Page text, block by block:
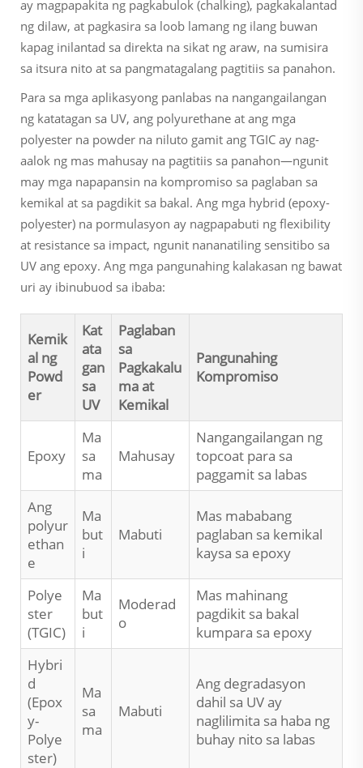
ay magpapakita ng pagkabulok (chalking), pagkakalantad
ng dilaw, at pagkasira sa loob lamang ng ilang buwan
kapag inilantad sa direkta na sikat ng araw, na sumisira
sa itsura nito at sa pangmatagalang pagtitiis sa panahon.
Para sa mga aplikasyong panlabas na nangangailangan
ng katatagan sa UV, ang polyurethane at ang mga
polyester na powder na niluto gamit ang TGIC ay nag-
aalok ng mas mahusay na pagtitiis sa panahon—ngunit
may mga napapansin na kompromiso sa paglaban sa
kemikal at sa pagdikit sa bakal. Ang mga hybrid (epoxy-
polyester) na pormulasyon ay nagpapabuti ng flexibility
at resistance sa impact, ngunit nananatiling sensitibo sa
UV ang epoxy. Ang mga pangunahing kalakasan ng bawat
uri ay ibinubuod sa ibaba:
Kemik
al ng
Powd
er
Kat
ata
gan
sa
UV
Paglaban
sa
Pagkakalu
ma at
Kemikal
Pangunahing
Kompromiso
Epoxy
Ma
sa
ma
Mahusay
Nangangailangan ng
topcoat para sa
paggamit sa labas
Ang
polyur
ethan
e
Ma
but
i
Mabuti
Mas mababang
paglaban sa kemikal
kaysa sa epoxy
Polye
ster
(TGIC)
Ma
but
i
Moderad
o
Mas mahinang
pagdikit sa bakal
kumpara sa epoxy
Hybri
d
(Epox
y-
Polye
ster)
Ma
sa
ma
Mabuti
Ang degradasyon
dahil sa UV ay
naglilimita sa haba ng
buhay nito sa labas